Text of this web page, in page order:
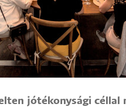
jótékonysági céllal